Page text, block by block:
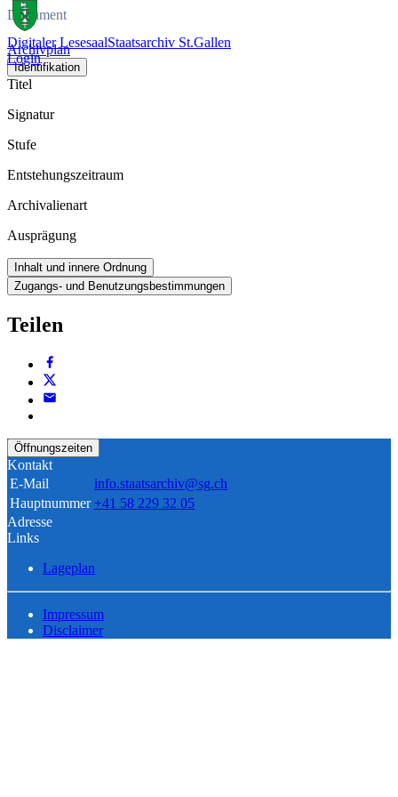
Digitaler LesesaalStaatsarchiv St.Gallen
Login
Dokument
Archivplan
Identifikation
Titel
Signatur
Stufe
Entstehungszeitraum
Archivalienart
Ausprägung
Inhalt und innere Ordnung
Zugangs- und Benutzungsbestimmungen
Teilen
Öffnungszeiten
Kontakt
E-Mail
info.staatsarchiv@sg.ch
Hauptnummer +41 58 229 32 05
Adresse
Links
Lageplan
Impressum
Disclaimer